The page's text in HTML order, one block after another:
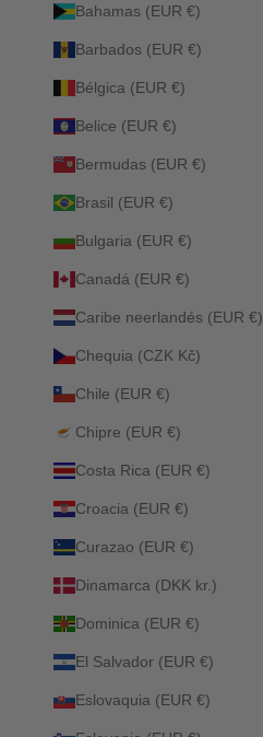
Bahamas (EUR €)
Barbados (EUR €)
Bélgica (EUR €)
Belice (EUR €)
Bermudas (EUR €)
Brasil (EUR €)
Bulgaria (EUR €)
Canadá (EUR €)
Caribe neerlandés (EUR €)
Chequia (CZK Kč)
Chile (EUR €)
Chipre (EUR €)
Costa Rica (EUR €)
Croacia (EUR €)
Curazao (EUR €)
Dinamarca (DKK kr.)
Dominica (EUR €)
El Salvador (EUR €)
Eslovaquia (EUR €)